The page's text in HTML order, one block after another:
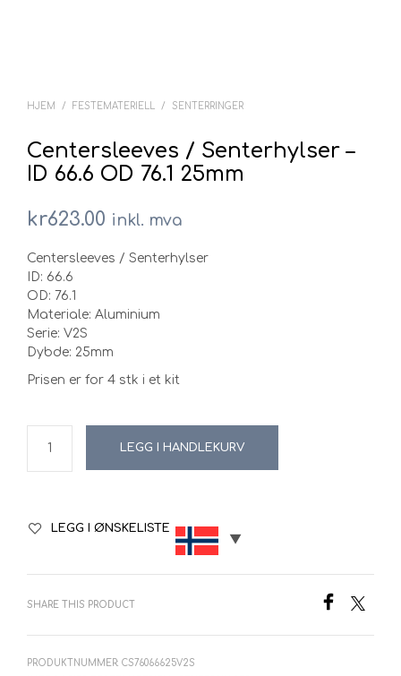
HJEM / FESTEMATERIELL / SENTERRINGER
Centersleeves / Senterhylser –
ID 66.6 OD 76.1 25mm
kr623.00 inkl. mva
Centersleeves / Senterhylser
ID: 66.6
OD: 76.1
Materiale: Aluminium
Serie: V2S
Dybde: 25mm
Prisen er for 4 stk i et kit
LEGG I HANDLEKURV
LEGG I ØNSKELISTE
SHARE THIS PRODUCT
PRODUKTNUMMER: CS76066625V2S